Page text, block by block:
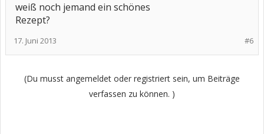
weiß noch jemand ein schönes
Rezept?
#6
17. Juni 2013
(Du musst angemeldet oder registriert sein, um Beiträge
verfassen zu können. )